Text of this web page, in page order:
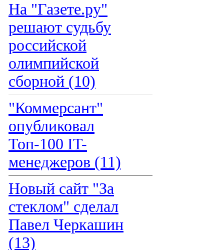
На "Газете.ру"
решают судьбу
российской
олимпийской
сборной (10)
"Коммерсант"
опубликовал
Топ-100 IT-
менеджеров (11)
Новый сайт "За
стеклом" сделал
Павел Черкашин
(13)